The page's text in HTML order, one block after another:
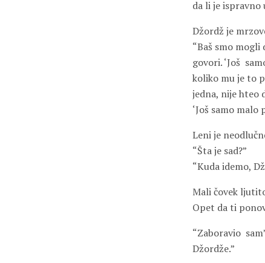
da li je ispravno
Džordž je
“Baš smo mogli
govori. ‘Još
koliko mu je to
jedna, nije hteo
‘Još samo
Leni je
“Šta je sad?”
“Kuda idemo,
Mali čovek
Opet da ti
“Zaboravio
Džordže.”